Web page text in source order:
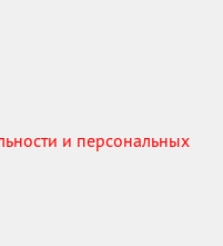
и персональных